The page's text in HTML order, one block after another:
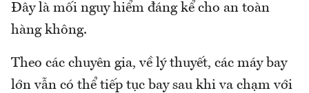
Đây là mối nguy hiểm đáng kể cho an toàn
hàng không.
Theo các chuyên gia, về lý thuyết, các máy bay
lớn vẫn có thể tiếp tục bay sau khi va chạm với